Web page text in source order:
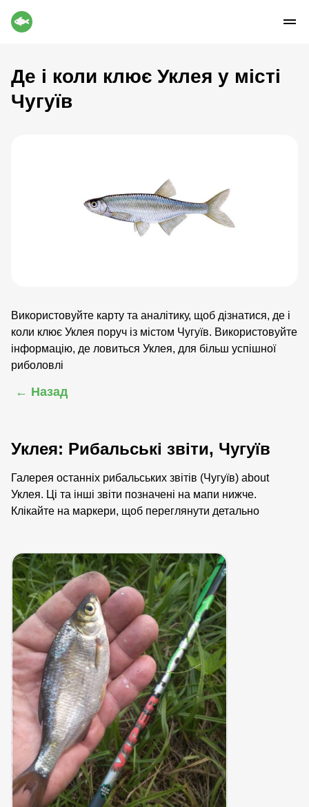
Де і коли клює Уклея у місті
Чугуїв
Використовуйте карту та аналітику, щоб дізнатися, де і
коли клює Уклея поруч із містом Чугуїв. Використовуйте
інформацію, де ловиться Уклея, для більш успішної
риболовлі
← Назад
Уклея: Рибальські звіти, Чугуїв
Галерея останніх рибальських звітів (Чугуїв) about
Уклея. Ці та інші звіти позначені на мапи нижче.
Клікайте на маркери, щоб переглянути детально